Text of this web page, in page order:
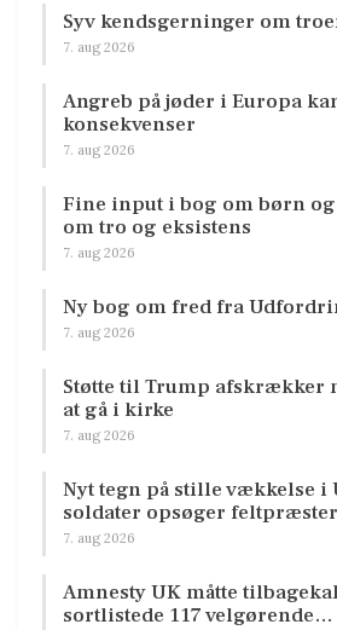
Syv kendsgerninger om
7. aug 2026
Angreb på jøder i Europa
konsekvenser
7. aug 2026
Fine input i bog om børn
om tro og eksistens
7. aug 2026
Ny bog om fred fra
7. aug 2026
Støtte til Trump afskrækker
at gå i kirke
7. aug 2026
Nyt tegn på stille vækkelse i
soldater opsøger
7. aug 2026
Amnesty UK måtte
sortlistede 117 velgørende…